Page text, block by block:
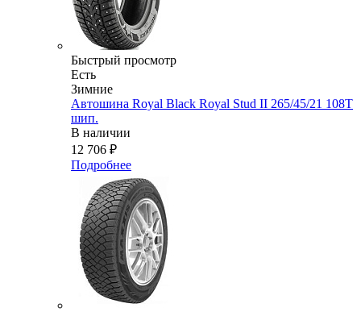
Быстрый просмотр
Есть
Зимние
Автошина Royal Black Royal Stud II 265/45/21 108T
шип.
В наличии
12 706 ₽
Подробнее